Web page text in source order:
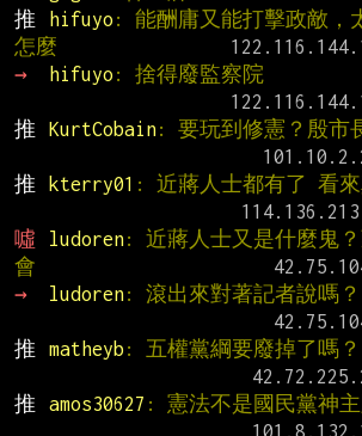
推
hifuyo : 能酬庸又能打擊政敵，
怎麼
→
hifuyo : 捨得廢監察院
推
KurtCobain: 要玩到修憲？殷市
推
kterry01 : 近蔣人士都有了 看來
噓
ludoren: 近蔣人士又是什麼鬼
會
→
ludoren: 滾出來對著記者說嗎？
推
matheyb : 五權黨綱要廢掉了嗎？
推
amos30627 : 憲法不是國民黨神主